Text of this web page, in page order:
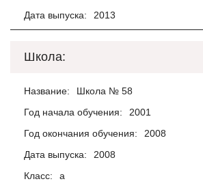
Дата выпуска:
2013
Школа:
Название:
Школа № 58
Год начала обучения:
2001
Год окончания обучения:
2008
Дата выпуска:
2008
Класс:
а